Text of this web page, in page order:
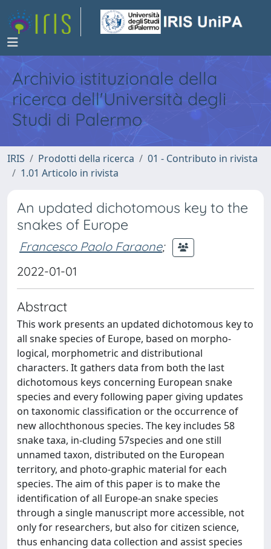
Archivio istituzionale della
ricerca dell'Università degli
Studi di Palermo
IRIS Prodotti della ricerca
01 - Contributo in rivista
1.01 Articolo in rivista
An updated dichotomous key to the
snakes of Europe
Francesco Paolo Faraone;
2022-01-01
Abstract
This work presents an updated dichotomous key to
all snake species of Europe, based on morpho-
logical, morphometric and distributional
characters. It gathers data from both the last
dichotomous keys concerning European snake
species and every following paper giving updates
on taxonomic classification or the occurrence of
new allochthonous species. The key includes 58
snake taxa, in-cluding 57species and one still
unnamed taxon, distributed on the European
territory, and photo-graphic material for each
species. The aim of this paper is to make the
identification of all Europe-an snake species
through a single manuscript more accessible, not
only for researchers, but also for citizen science,
thus enhancing data collection and assist species